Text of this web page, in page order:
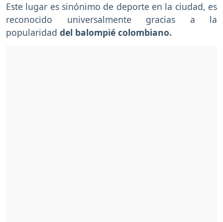
Este lugar es sinónimo de deporte en la ciudad, es
reconocido universalmente gracias a la
popularidad del balompié colombiano.